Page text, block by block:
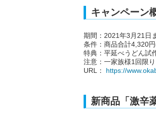
キャンペーン
期間：2021年3月21日
条件：商品合計4,320
特典：平延べうどん試
注意：一家族様1回限
URL： https://
新商品「激辛